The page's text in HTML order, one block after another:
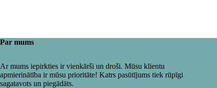
Par mums
Ar mums iepirkties ir vienkārši un droši. Mūsu klientu
apmierinātība ir mūsu prioritāte! Katrs pasūtījums tiek rūpīgi
sagatavots un piegādāts.